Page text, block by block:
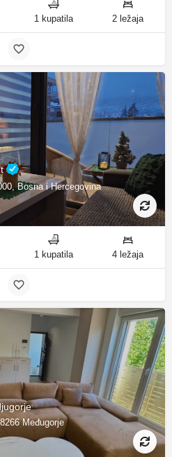
1 kupatila 2 ležaja
Bosna i Hercegovina
1 kupatila 4 ležaja
Međugorje